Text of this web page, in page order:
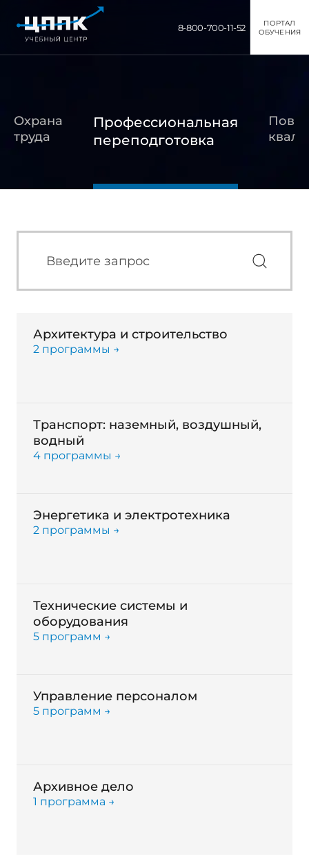
8-800-700-11-52
ПОРТАЛ
ОБУЧЕНИЯ
Охрана
труда
Профессиональная
переподготовка
Архитектура и строительство
2 программы →
Транспорт: наземный, воздушный,
водный
4 программы →
Энергетика и электротехника
2 программы →
Технические системы и
оборудования
5 программ →
Управление персоналом
5 программ →
Архивное дело
1 программа →